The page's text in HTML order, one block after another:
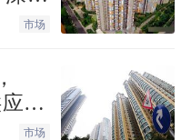
子的水电费以及
。要知道，一旦
用方面的问题，
协商了。所有的
所以，这一点，
市场
缺
市场